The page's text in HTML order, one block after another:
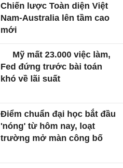
Chiến lược Toàn diện Việt
Nam-Australia lên tầm cao
mới
Mỹ mất 23.000 việc làm,
Fed đứng trước bài toán
khó về lãi suất
Điểm chuẩn đại học bắt đầu
'nóng' từ hôm nay, loạt
trường mở màn công bố